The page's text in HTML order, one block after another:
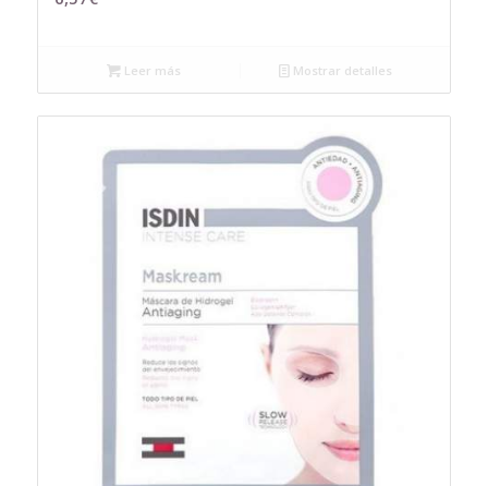
Leer más Mostrar detalles